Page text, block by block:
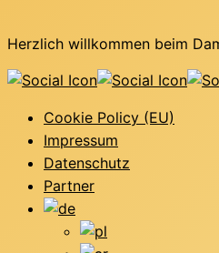
Herzlich willkommen beim
Cookie Policy (EU)
Impressum
Datenschutz
Partner